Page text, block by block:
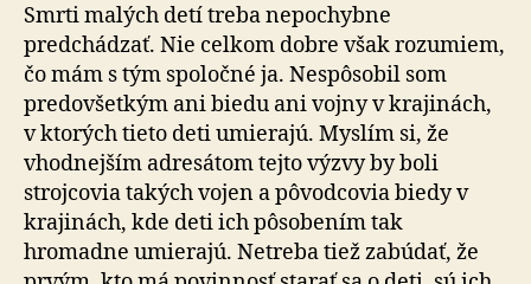
Smrti malých detí treba nepochybne
predchádzať. Nie celkom dobre však rozumiem,
čo mám s tým spoločné ja. Nespôsobil som
predovšetkým ani biedu ani vojny v krajinách,
v ktorých tieto deti umierajú. Myslím si, že
vhodnejším adresátom tejto výzvy by boli
strojcovia takých vojen a pôvodcovia biedy v
krajinách, kde deti ich pôsobením tak
hromadne umierajú. Netreba tiež zabúdať, že